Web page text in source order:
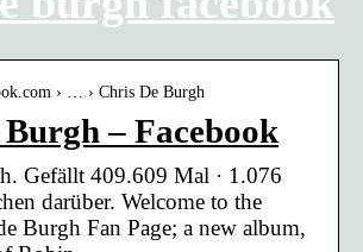
› … › Chris De Burgh
– Facebook
Gefällt 409.609 Mal · 1.076
darüber. Welcome to the
Burgh Fan Page; a new album,